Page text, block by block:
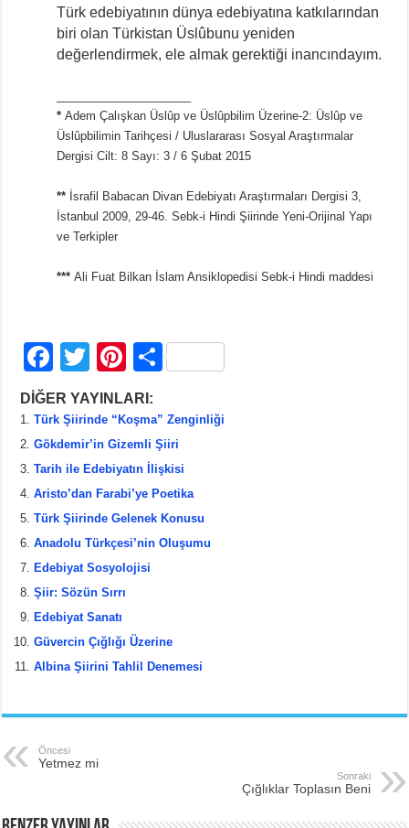
Türk edebiyatının dünya edebiyatına katkılarından
biri olan Türkistan Üslûbunu yeniden
değerlendirmek, ele almak gerektiği inancındayım.
* Adem Çalışkan Üslûp ve Üslûpbilim Üzerine-2: Üslûp ve
Üslûpbilimin Tarihçesi / Uluslararası Sosyal Araştırmalar
Dergisi Cilt: 8 Sayı: 3 / 6 Şubat 2015
** İsrafil Babacan Divan Edebiyatı Araştırmaları Dergisi 3,
İstanbul 2009, 29-46. Sebk-i Hindi Şiirinde Yeni-Orijinal Yapı
ve Terkipler
***Ali Fuat Bilkan İslam Ansiklopedisi Sebk-i Hindi maddesi
F
a
c
e
b
o
o
k
T
wi
tt
er
Pi
nt
er
e
st
S
ar
e
DİĞER YAYINLARI:
Türk Şiirinde “Koşma” Zenginliği
Gökdemir’in Gizemli Şiiri
Tarih ile Edebiyatın İlişkisi
Aristo’dan Farabi’ye Poetika
Türk Şiirinde Gelenek Konusu
Anadolu Türkçesi’nin Oluşumu
Edebiyat Sosyolojisi
Şiir: Sözün Sırrı
Edebiyat Sanatı
Güvercin Çığlığı Üzerine
Albina Şiirini Tahlil Denemesi
Öncesi
Yetmez mi
Sonraki
Çığlıklar Toplasın Beni